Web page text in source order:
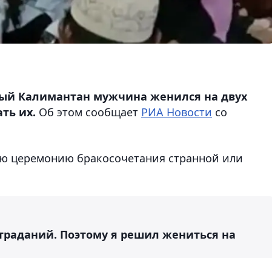
Калимантан мужчина женился на двух
их. Об этом сообщает РИА Новости со
церемонию бракосочетания странной или
Поэтому я решил жениться на